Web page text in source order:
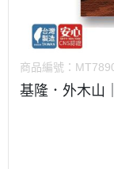
商品編號：
基隆．外木山